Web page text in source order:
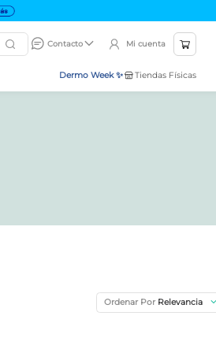
Contacto
Mi cuenta
Dermo Week ✨ Tiendas Físicas
Ordenar Por Relevancia